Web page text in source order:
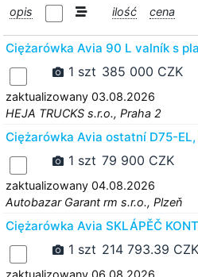
opis ilość cena
Ciężarówka Avia 90 L valník s
1 szt 385 000 CZK
zaktualizowany 03.08.2026
HEJA TRUCKS s.r.o., Praha 2
Ciężarówka Avia ostatní D75-
1 szt 79 900 CZK
zaktualizowany 04.08.2026
Autobazar Garant rm s.r.o., Plzeň
Ciężarówka Avia SKLÁPĚČ
1 szt 214 793.39 CZK
zaktualizowany 06.08.2026